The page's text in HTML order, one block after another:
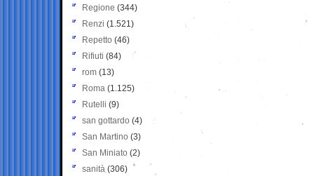
Regione (344)
Renzi (1.521)
Repetto (46)
Rifiuti (84)
rom (13)
Roma (1.125)
Rutelli (9)
san gottardo (4)
San Martino (3)
San Miniato (2)
sanità (306)